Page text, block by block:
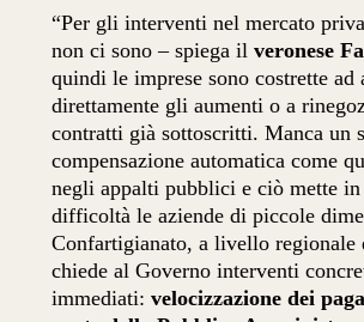
“Per gli interventi nel mercato
non ci sono – spiega ilveronese
quindi le imprese sono costrette ad
direttamente gli aumenti o a
contratti già sottoscritti. Manca un
compensazione automatica come
negli appalti pubblici e ciò mette in
difficoltà le aziende di piccole
Confartigianato, a livello regionale
chiede al Governo interventi
immediati:velocizzazione dei